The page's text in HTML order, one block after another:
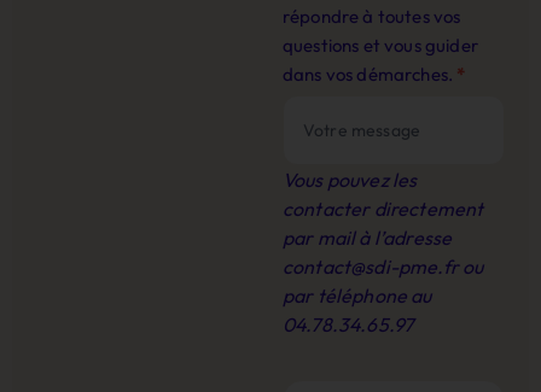
répondre à toutes vos
questions et vous guider
dans vos démarches. *
Vous pouvez les
contacter directement
par mail à l’adresse
contact@sdi-pme.frou
par téléphone au
04.78.34.65.97